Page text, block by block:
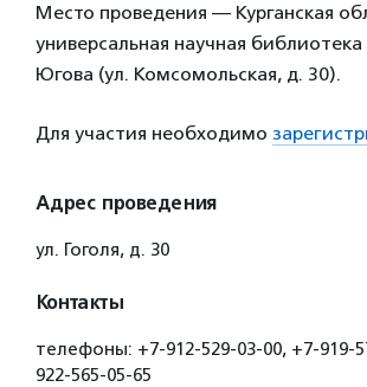
Место проведения — Курганская
универсальная научная
Югова (ул. Комсомольская, д. 30).
Для участия необходимо
Адрес проведения
ул. Гоголя, д. 30
Контакты
телефоны: +7-912-529-03-00, +7-919-
922-565-05-65